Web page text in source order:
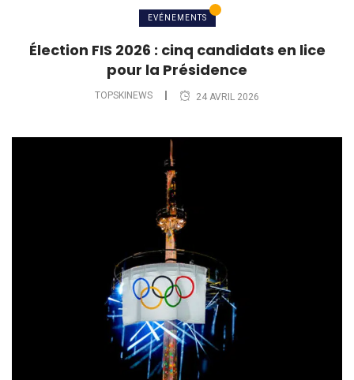
EVÉNEMENTS
Élection FIS 2026 : cinq candidats en lice
pour la Présidence
TOPSKINEWS 24 AVRIL 2026